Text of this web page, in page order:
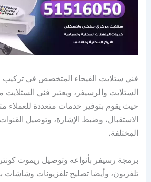
فني ستلايت الفيحاء المتخصص في تركيب
الستلايت والرسيفر، ويعتبر فني الستلايت
حيث يقوم بتوفير خدمات متعددة
الاستقبال، وضبط الإشارة، وتوصيل
المختلفة.
برمجة رسيفر بأنواعه وتوصيل ريموت
تلفزيون، وأيضا تصليح تلفزيونات وشاشات